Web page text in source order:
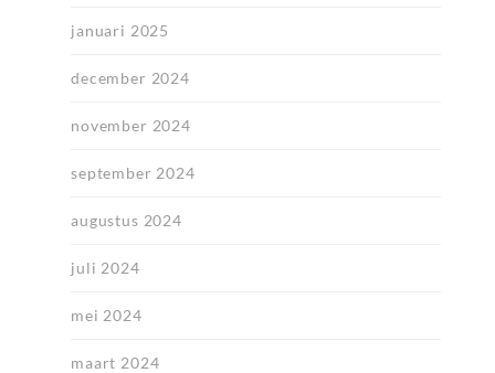
januari 2025
december 2024
november 2024
september 2024
augustus 2024
juli 2024
mei 2024
maart 2024